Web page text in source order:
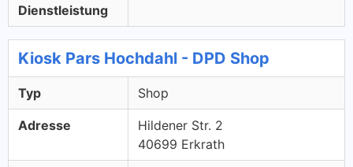
Dienstleistung
Kiosk Pars Hochdahl - DPD Shop
Typ Shop
Adresse
Hildener Str. 2
40699 Erkrath